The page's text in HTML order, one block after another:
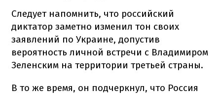
Следует напомнить, что российский
диктатор заметно изменил тон своих
заявлений по Украине, допустив
вероятность личной встречи с Владимиром
Зеленским на территории третьей страны.
В то же время, он подчеркнул, что Россия